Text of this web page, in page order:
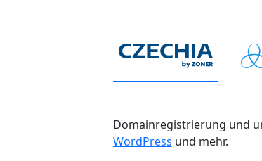
Domainregistrierung und
WordPress und mehr.